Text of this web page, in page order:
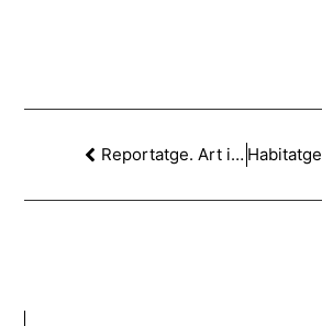
Reportatge. Art i ciutat: Quan els arquitectes parlen d’arquitectura.